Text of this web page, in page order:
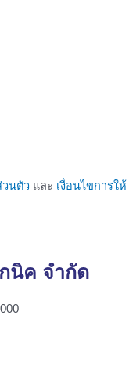
นตัว และ เงื่อนไขการให้
นิค จำกัด